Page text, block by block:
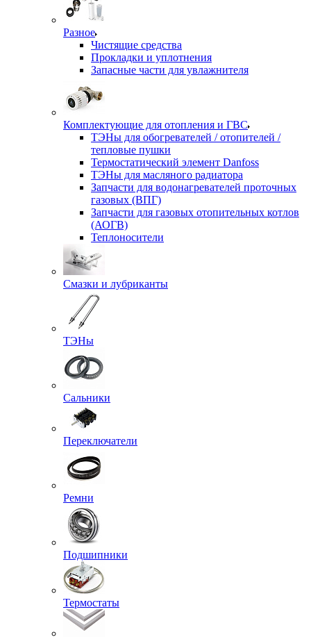
Разное
Чистящие средства
Прокладки и уплотнения
Запасные части для увлажнителя
Комплектующие для отопления и ГВС
ТЭНы для обогревателей / отопителей /
тепловые пушки
Термостатический элемент Danfoss
ТЭНы для масляного радиатора
Запчасти для водонагревателей проточных
газовых (ВПГ)
Запчасти для газовых отопительных котлов
(АОГВ)
Теплоносители
Смазки и лубриканты
ТЭНы
Сальники
Переключатели
Ремни
Подшипники
Термостаты